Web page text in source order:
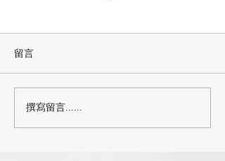
[棒針披肩作品] 蕾絲披肩
Nuit d’Etoiles
留言
撰寫留言......